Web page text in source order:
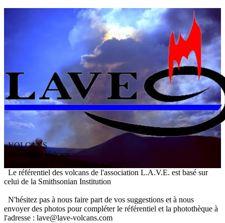
VOLCANS
/ Référentiel Volcans
ssociation V olcanologiqueEuropéenne
Le référentiel des volcans de l'association L.A.V.E. est basé sur
celui de la Smithsonian Institution
N'hésitez pas à nous faire part de vos suggestions et à nous
envoyer des photos pour compléter le référentiel et la photothèque à
l'adresse : lave@lave-volcans.com